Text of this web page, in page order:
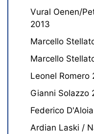
Vural Oenen/
2013
Marcello
Marcello
Leonel Romero
Gianni Solazzo
Federico
Ardian Laski /